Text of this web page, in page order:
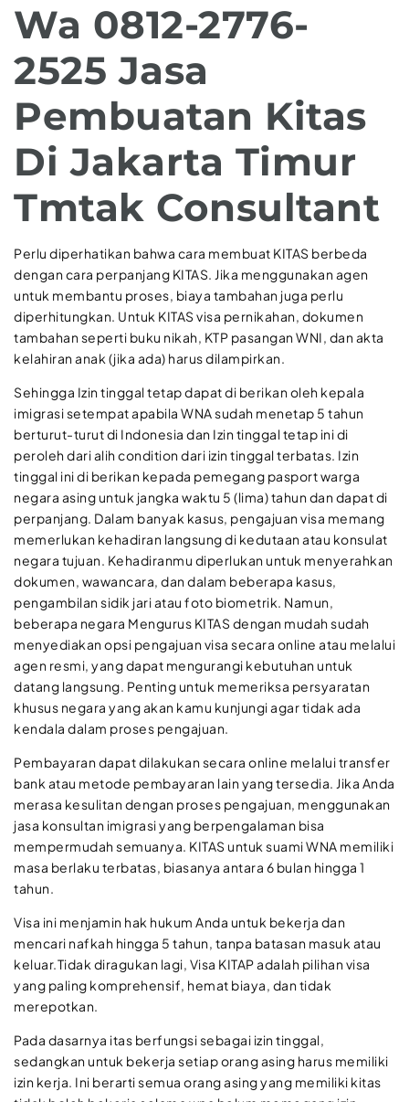
Wa 0812-2776-
2525 Jasa
Pembuatan Kitas
Di Jakarta Timur
Tmtak Consultant
Perlu diperhatikan bahwa cara membuat KITAS berbeda
dengan cara perpanjang KITAS. Jika menggunakan agen
untuk membantu proses, biaya tambahan juga perlu
diperhitungkan. Untuk KITAS visa pernikahan, dokumen
tambahan seperti buku nikah, KTP pasangan WNI, dan akta
kelahiran anak (jika ada) harus dilampirkan.
Sehingga Izin tinggal tetap dapat di berikan oleh kepala
imigrasi setempat apabila WNA sudah menetap 5 tahun
berturut-turut di Indonesia dan Izin tinggal tetap ini di
peroleh dari alih condition dari izin tinggal terbatas. Izin
tinggal ini di berikan kepada pemegang pasport warga
negara asing untuk jangka waktu 5 (lima) tahun dan dapat di
perpanjang. Dalam banyak kasus, pengajuan visa memang
memerlukan kehadiran langsung di kedutaan atau konsulat
negara tujuan. Kehadiranmu diperlukan untuk menyerahkan
dokumen, wawancara, dan dalam beberapa kasus,
pengambilan sidik jari atau foto biometrik. Namun,
beberapa negara Mengurus KITAS dengan mudah sudah
menyediakan opsi pengajuan visa secara online atau melalui
agen resmi, yang dapat mengurangi kebutuhan untuk
datang langsung. Penting untuk memeriksa persyaratan
khusus negara yang akan kamu kunjungi agar tidak ada
kendala dalam proses pengajuan.
Pembayaran dapat dilakukan secara online melalui transfer
bank atau metode pembayaran lain yang tersedia. Jika Anda
merasa kesulitan dengan proses pengajuan, menggunakan
jasa konsultan imigrasi yang berpengalaman bisa
mempermudah semuanya. KITAS untuk suami WNA memiliki
masa berlaku terbatas, biasanya antara 6 bulan hingga 1
tahun.
Visa ini menjamin hak hukum Anda untuk bekerja dan
mencari nafkah hingga 5 tahun, tanpa batasan masuk atau
keluar.Tidak diragukan lagi, Visa KITAP adalah pilihan visa
yang paling komprehensif, hemat biaya, dan tidak
merepotkan.
Pada dasarnya itas berfungsi sebagai izin tinggal,
sedangkan untuk bekerja setiap orang asing harus memiliki
izin kerja. Ini berarti semua orang asing yang memiliki kitas